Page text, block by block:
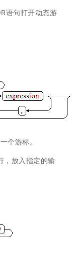
语句打开动态游
个游标。
，放入指定的输